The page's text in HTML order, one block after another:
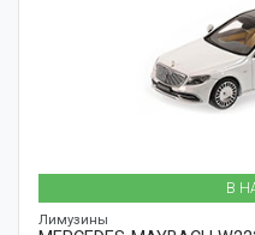
В
Лимузины